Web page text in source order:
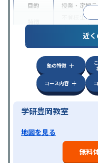
目的
授業・定期
不登校生に
ライン対応
近
塾の特徴
コース内容
学研豊岡教室
地図を見る
無料